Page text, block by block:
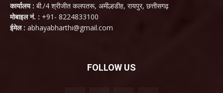
कार्यालय : बी./4 श्रीजीत कलपतरू, अमील्हडीह, रायपुर, छत्तीसगढ़
मोबाइल नं. : +91- 8224833100
ईमेल : abhayabharthi@gmail.com
FOLLOW US